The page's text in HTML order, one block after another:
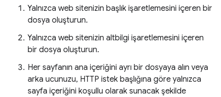
Yalnızca web sitenizin başlık işaretlemesini içeren bir
dosya oluşturun.
Yalnızca web sitenizin altbilgi işaretlemesini içeren
bir dosya oluşturun.
Her sayfanın ana içeriğini ayrı bir dosyaya alın veya
arka ucunuzu, HTTP istek başlığına göre yalnızca
sayfa içeriğini koşullu olarak sunacak şekilde